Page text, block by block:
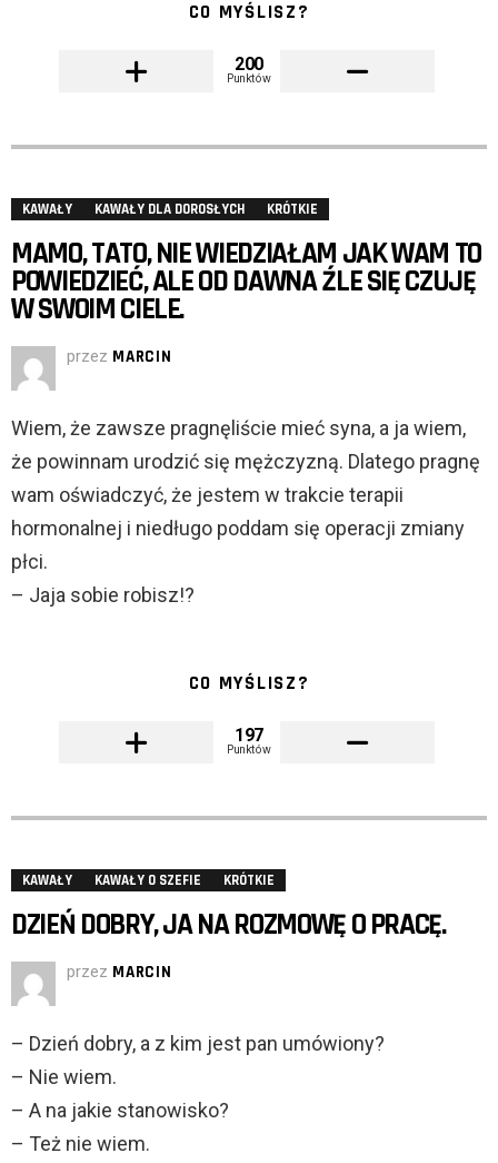
CO MYŚLISZ?
200
Punktów
KAWAŁY KAWAŁY DLA DOROSŁYCH KRÓTKIE
MAMO, TATO, NIE WIEDZIAŁAM JAK WAM TO
POWIEDZIEĆ, ALE OD DAWNA ŹLE SIĘ CZUJĘ
W SWOIM CIELE.
przez MARCIN
Wiem, że zawsze pragnęliście mieć syna, a ja wiem,
że powinnam urodzić się mężczyzną. Dlatego pragnę
wam oświadczyć, że jestem w trakcie terapii
hormonalnej i niedługo poddam się operacji zmiany
płci.
– Jaja sobie robisz!?
CO MYŚLISZ?
197
Punktów
KAWAŁY KAWAŁY O SZEFIE KRÓTKIE
DZIEŃ DOBRY, JA NA ROZMOWĘ O PRACĘ.
przez MARCIN
– Dzień dobry, a z kim jest pan umówiony?
– Nie wiem.
– A na jakie stanowisko?
– Też nie wiem.